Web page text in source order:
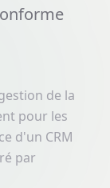
de la
pour les
d'un CRM
par